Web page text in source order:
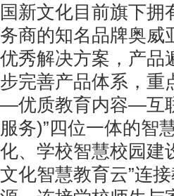
国新文化目前旗下
务商的知名品牌奥威
优秀解决方案，产品
步完善产品体系，
—优质教育内容—互
服务)”四位一体的智
化、学校智慧校园建
文化智慧教育云”连